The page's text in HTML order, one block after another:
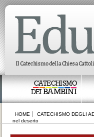
CATECHISMO
DEIBAMBINI
HOME CATECHISMO DEGLI
nel deserto